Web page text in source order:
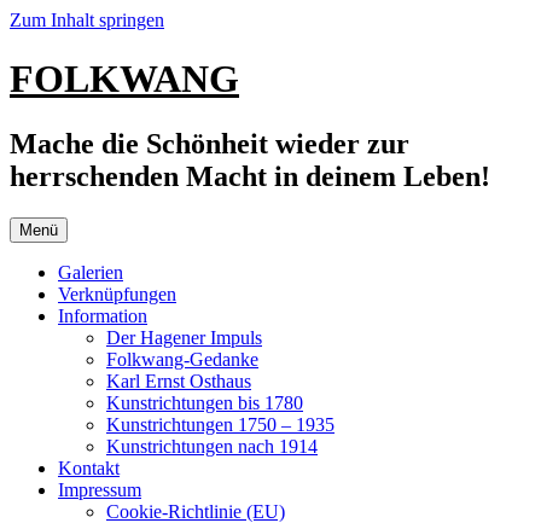
Zum Inhalt springen
FOLKWANG
Mache die Schönheit wieder zur
herrschenden Macht in deinem Leben!
Menü
Galerien
Verknüpfungen
Information
Der Hagener Impuls
Folkwang-Gedanke
Karl Ernst Osthaus
Kunstrichtungen bis 1780
Kunstrichtungen 1750 – 1935
Kunstrichtungen nach 1914
Kontakt
Impressum
Cookie-Richtlinie (EU)